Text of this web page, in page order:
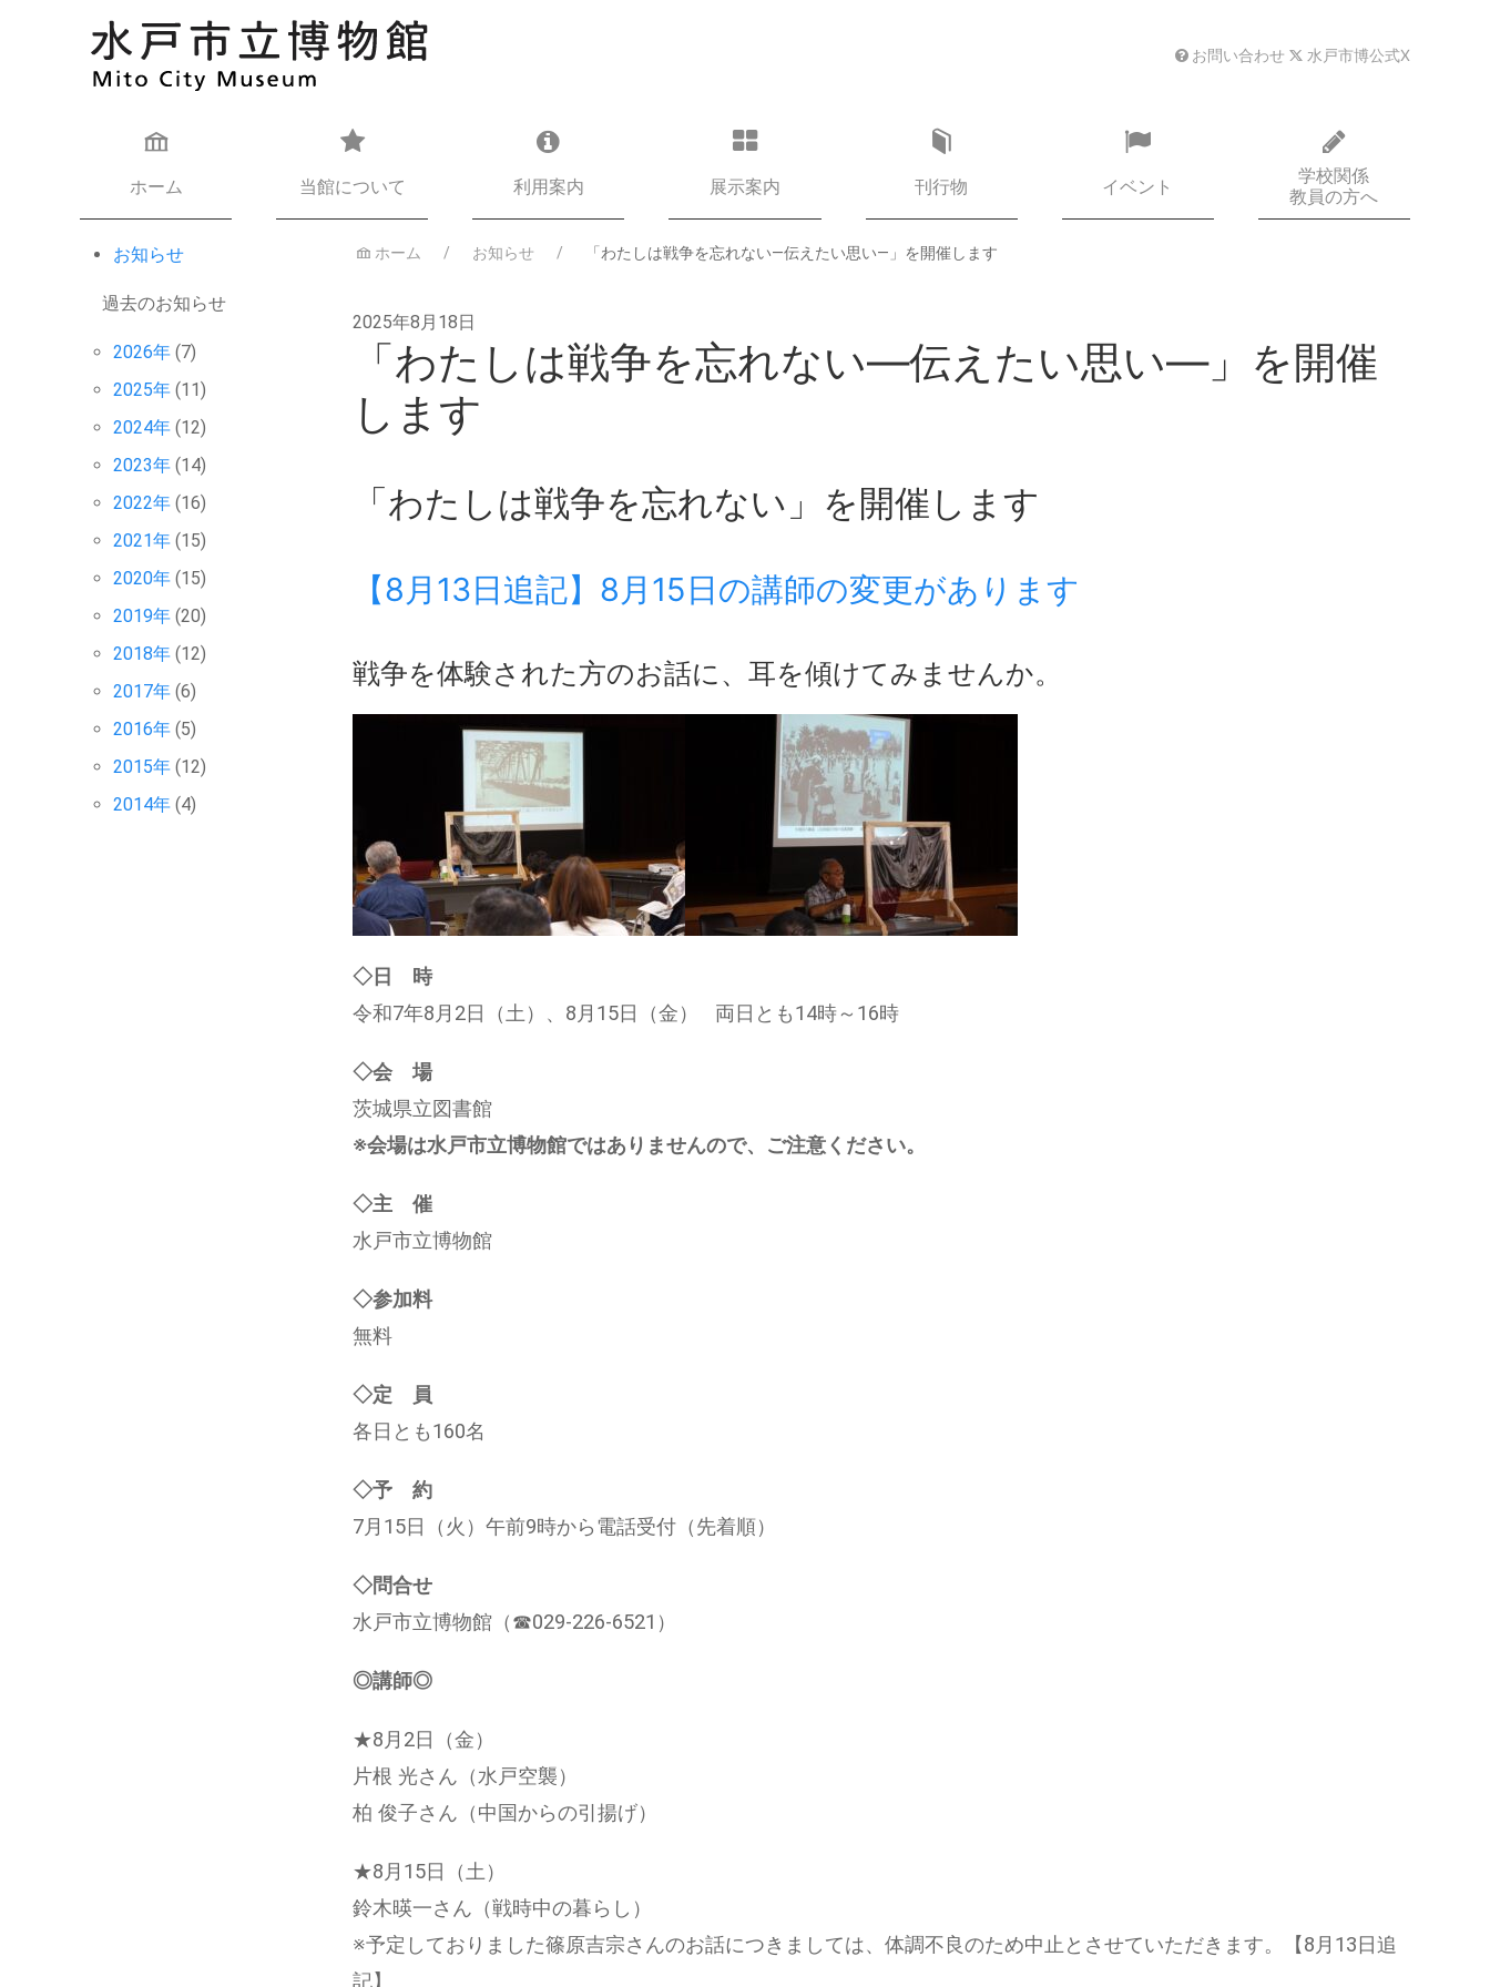
お問い合わせ 水戸市博公式X
ホーム 当館について 利用案内 展示案内 刊行物 イベント
学校関係
教員の方へ
ホーム お知らせ 「わたしは戦争を忘れない―伝えたい思い—」を開催します
2025年8月18日
「わたしは戦争を忘れない―伝えたい思い—」を開催
します
「わたしは戦争を忘れない」を開催します
【8月13日追記】8月15日の講師の変更があります
戦争を体験された方のお話に、耳を傾けてみませんか。
◇日 時
令和7年8月2日（土）、8月15日（金） 両日とも14時～16時
◇会 場
茨城県立図書館
※会場は水戸市立博物館ではありませんので、ご注意ください。
◇主 催
水戸市立博物館
◇参加料
無料
◇定 員
各日とも160名
◇予 約
7月15日（火）午前9時から電話受付（先着順）
◇問合せ
水戸市立博物館（☎029-226-6521）
◎講師◎
★8月2日（金）
片根 光さん（水戸空襲）
柏 俊子さん（中国からの引揚げ）
★8月15日（土）
鈴木暎一さん（戦時中の暮らし）
※予定しておりました篠原吉宗さんのお話につきましては、体調不良のため中止とさせていただきます。【8月13日追
記】
お知らせ
過去のお知らせ
2026年 (7)
2025年 (11)
2024年 (12)
2023年 (14)
2022年 (16)
2021年 (15)
2020年 (15)
2019年 (20)
2018年 (12)
2017年 (6)
2016年 (5)
2015年 (12)
2014年 (4)